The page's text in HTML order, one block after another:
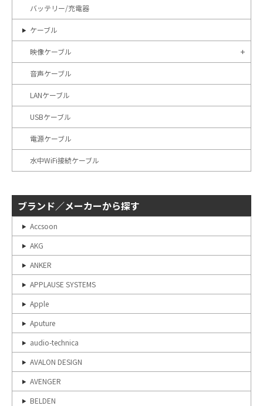
バッテリー/充電器
ケーブル
映像ケーブル
音声ケーブル
LANケーブル
USBケーブル
電源ケーブル
水中WiFi接続ケーブル
ブランド／メーカーから探す
Accsoon
AKG
ANKER
APPLAUSE SYSTEMS
Apple
Aputure
audio-technica
AVALON DESIGN
AVENGER
BELDEN